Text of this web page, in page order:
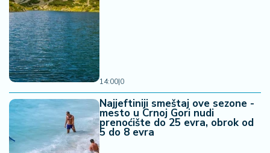
14:00|0
Najjeftiniji smeštaj ove sezone -
mesto u Crnoj Gori nudi
prenoćište do 25 evra, obrok od
5 do 8 evra